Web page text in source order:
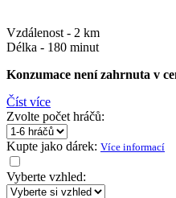
Vzdálenost - 2 km
Délka - 180 minut
Konzumace není zahrnuta v
Číst více
Zvolte počet hráčů:
Kupte jako dárek: Více informací
Vyberte vzhled: